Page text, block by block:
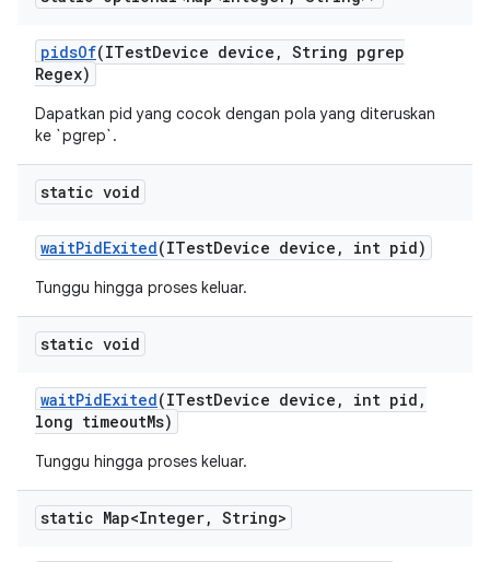
pidsOf(ITestDevice device , String pgrep
Regex)
Dapatkan pid yang cocok dengan pola yang diteruskan
ke `pgrep`.
static void
waitPidExited(ITestDevice device , int pid)
Tunggu hingga proses keluar.
static void
waitPidExited(ITestDevice device , int pid ,
long timeoutMs)
Tunggu hingga proses keluar.
static Map<Integer, String>